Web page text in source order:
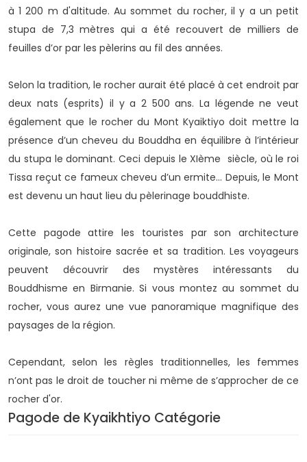
à 1 200 m d'altitude. Au sommet du rocher, il y a un petit
stupa de 7,3 mètres qui a été recouvert de milliers de
feuilles d’or par les pèlerins au fil des années.
Selon la tradition, le rocher aurait été placé à cet endroit par
deux nats (esprits) il y a 2 500 ans. La légende ne veut
également que le rocher du Mont Kyaiktiyo doit mettre la
présence d’un cheveu du Bouddha en équilibre à l’intérieur
du stupa le dominant. Ceci depuis le XIème siècle, où le roi
Tissa reçut ce fameux cheveu d’un ermite… Depuis, le Mont
est devenu un haut lieu du pèlerinage bouddhiste.
Cette pagode attire les touristes par son architecture
originale, son histoire sacrée et sa tradition. Les voyageurs
peuvent découvrir des mystères intéressants du
Bouddhisme en Birmanie. Si vous montez au sommet du
rocher, vous aurez une vue panoramique magnifique des
paysages de la région.
Cependant, selon les règles traditionnelles, les femmes
n’ont pas le droit de toucher ni même de s’approcher de ce
rocher d'or.
Pagode de Kyaikhtiyo Catégorie